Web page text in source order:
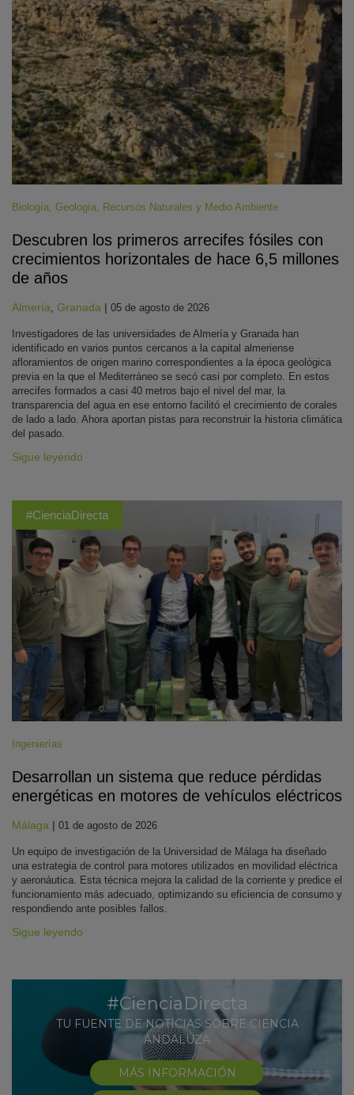
Biología, Geología, Recursos Naturales y Medio Ambiente
Descubren los primeros arrecifes fósiles con
crecimientos horizontales de hace 6,5 millones
de años
Almería Granada | 05 de agosto de 2026
Investigadores de las universidades de Almería y Granada han
identificado en varios puntos cercanos a la capital almeriense
afloramientos de origen marino correspondientes a la época geológica
previa en la que el Mediterráneo se secó casi por completo. En estos
arrecifes formados a casi 40 metros bajo el nivel del mar, la
transparencia del agua en ese entorno facilitó el crecimiento de corales
de lado a lado. Ahora aportan pistas para reconstruir la historia climática
del pasado.
Sigue leyendo
#CienciaDirecta
Ingenierías
Desarrollan un sistema que reduce pérdidas
energéticas en motores de vehículos eléctricos
Málaga | 01 de agosto de 2026
Un equipo de investigación de la Universidad de Málaga ha diseñado
una estrategia de control para motores utilizados en movilidad eléctrica
y aeronáutica. Esta técnica mejora la calidad de la corriente y predice el
funcionamiento más adecuado, optimizando su eficiencia de consumo y
respondiendo ante posibles fallos.
Sigue leyendo
#CienciaDirecta
TU FUENTE DE NOTICIAS SOBRE CIENCIA
ANDALUZA
MÁS INFORMACIÓN